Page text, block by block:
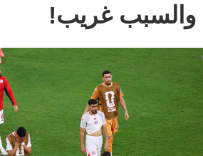
والسبب غريب!